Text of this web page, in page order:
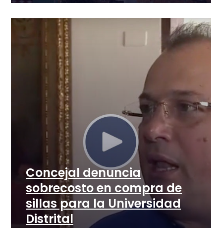
Concejal denuncia
sobrecosto en compra de
sillas para la Universidad
Distrital